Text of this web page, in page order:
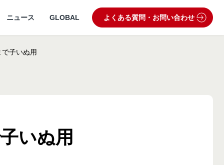
製品・品質管理 動物病院専用フード
ぶつ病院宅配便
狂犬病予防
理念・ビジョン
ニュース GLOBAL よくある質問・お問い合わせ
子いぬ用
いぬ用